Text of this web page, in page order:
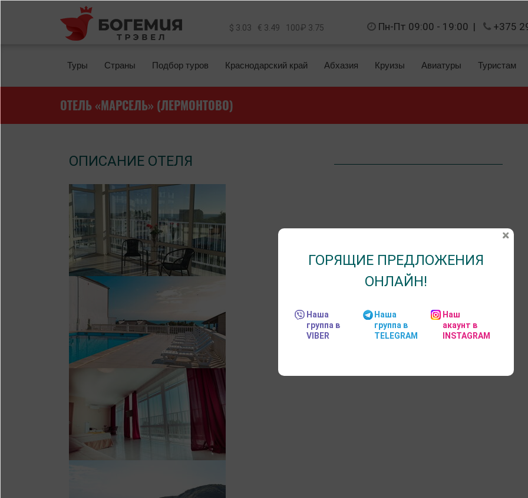
Перейти к основному содержанию
$ 3.03 € 3.49 100₽ 3.75 Пн-Пт 09:00 - 19:00 | +375
Туры Страны Подбор туров Краснодарский край Абхазия Круизы Авиатуры Туристам
ОТЕЛЬ «МАРСЕЛЬ» (ЛЕРМОНТОВО)
ОПИСАНИЕ ОТЕЛЯ
ГОРЯЩИЕ ПРЕДЛОЖЕНИЯ
ОНЛАЙН!
Наша
группа в
VIBER
Наша
группа в
TELEGRAM
Наш
акаунт в
INSTAGRAM